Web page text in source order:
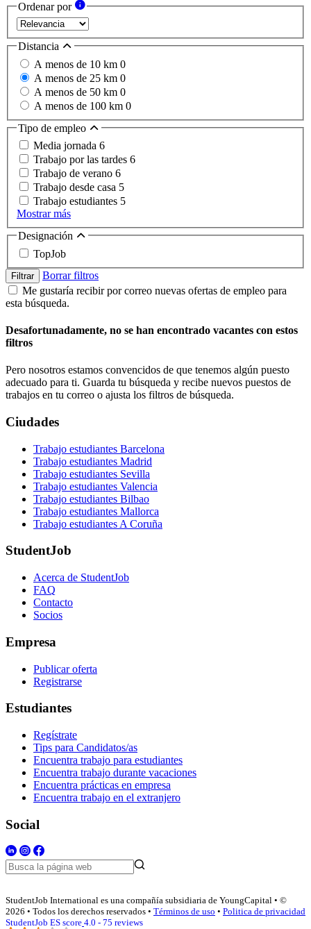
Ordenar por
Distancia
A menos de 10 km 0
A menos de 25 km 0
A menos de 50 km 0
A menos de 100 km 0
Tipo de empleo
Media jornada 6
Trabajo por las tardes 6
Trabajo de verano 6
Trabajo desde casa 5
Trabajo estudiantes 5
Mostrar más
Designación
TopJob
Filtrar
Borrar filtros
Me gustaría recibir por correo nuevas ofertas de empleo para
esta búsqueda.
Desafortunadamente, no se han encontrado vacantes con estos
filtros
Pero nosotros estamos convencidos de que tenemos algún puesto
adecuado para ti. Guarda tu búsqueda y recibe nuevos puestos de
trabajos en tu correo o ajusta los filtros de búsqueda.
Ciudades
Trabajo estudiantes Barcelona
Trabajo estudiantes Madrid
Trabajo estudiantes Sevilla
Trabajo estudiantes Valencia
Trabajo estudiantes Bilbao
Trabajo estudiantes Mallorca
Trabajo estudiantes A Coruña
StudentJob
Acerca de StudentJob
FAQ
Contacto
Socios
Empresa
Publicar oferta
Registrarse
Estudiantes
Regístrate
Tips para Candidatos/as
Encuentra trabajo para estudiantes
Encuentra trabajo durante vacaciones
Encuentra prácticas en empresa
Encuentra trabajo en el extranjero
Social
StudentJob International es una compañía subsidiaria de YoungCapital • ©
2026 • Todos los derechos reservados • Términos de uso • Politica de privacidad
StudentJob ES score 4.0 - 75 reviews